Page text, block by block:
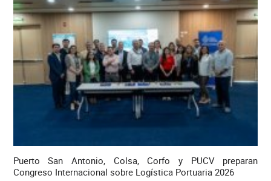
Puerto San Antonio, Colsa, Corfo y PUCV preparan
Congreso Internacional sobre Logística Portuaria 2026